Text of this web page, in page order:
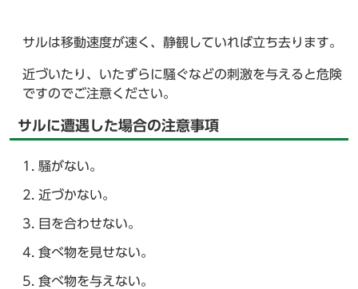
サルは移動速度が速く、静観していれば立ち去ります。
近づいたり、いたずらに騒ぐなどの刺激を与えると危険
ですのでご注意ください。
サルに遭遇した場合の注意事項
騒がない。
近づかない。
目を合わせない。
食べ物を見せない。
食べ物を与えない。